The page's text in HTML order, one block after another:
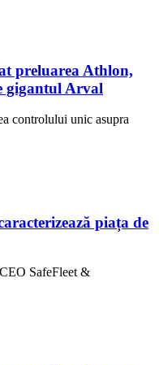
preluarea Athlon,
gigantul Arval
controlului unic asupra
piața de
SafeFleet &